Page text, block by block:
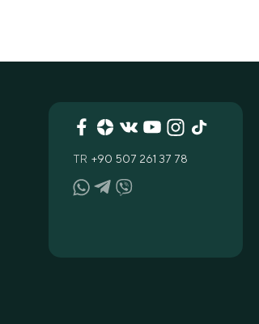
TR +90 507 261 37 78